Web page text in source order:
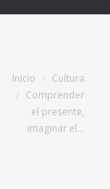
Estás aquí:
Inicio
Cultura
Comprender
el presente,
imaginar el…